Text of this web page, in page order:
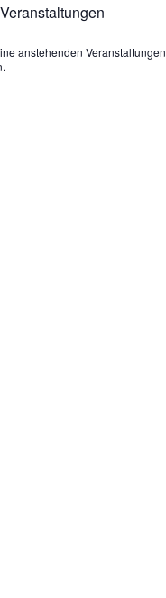
anstehenden Veranstaltungen